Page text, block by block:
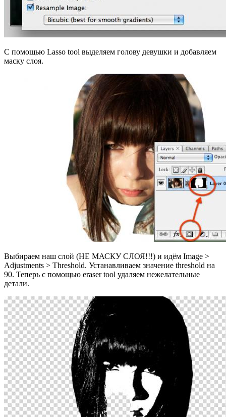
С помощью Lasso tool выделяем голову девушки и добавляем
маску слоя.
Выбираем наш слой (НЕ МАСКУ СЛОЯ!!!) и идём Image >
Adjustments > Threshold. Устанавливаем значение threshold на
90. Теперь с помощью eraser tool удаляем нежелательные
детали.